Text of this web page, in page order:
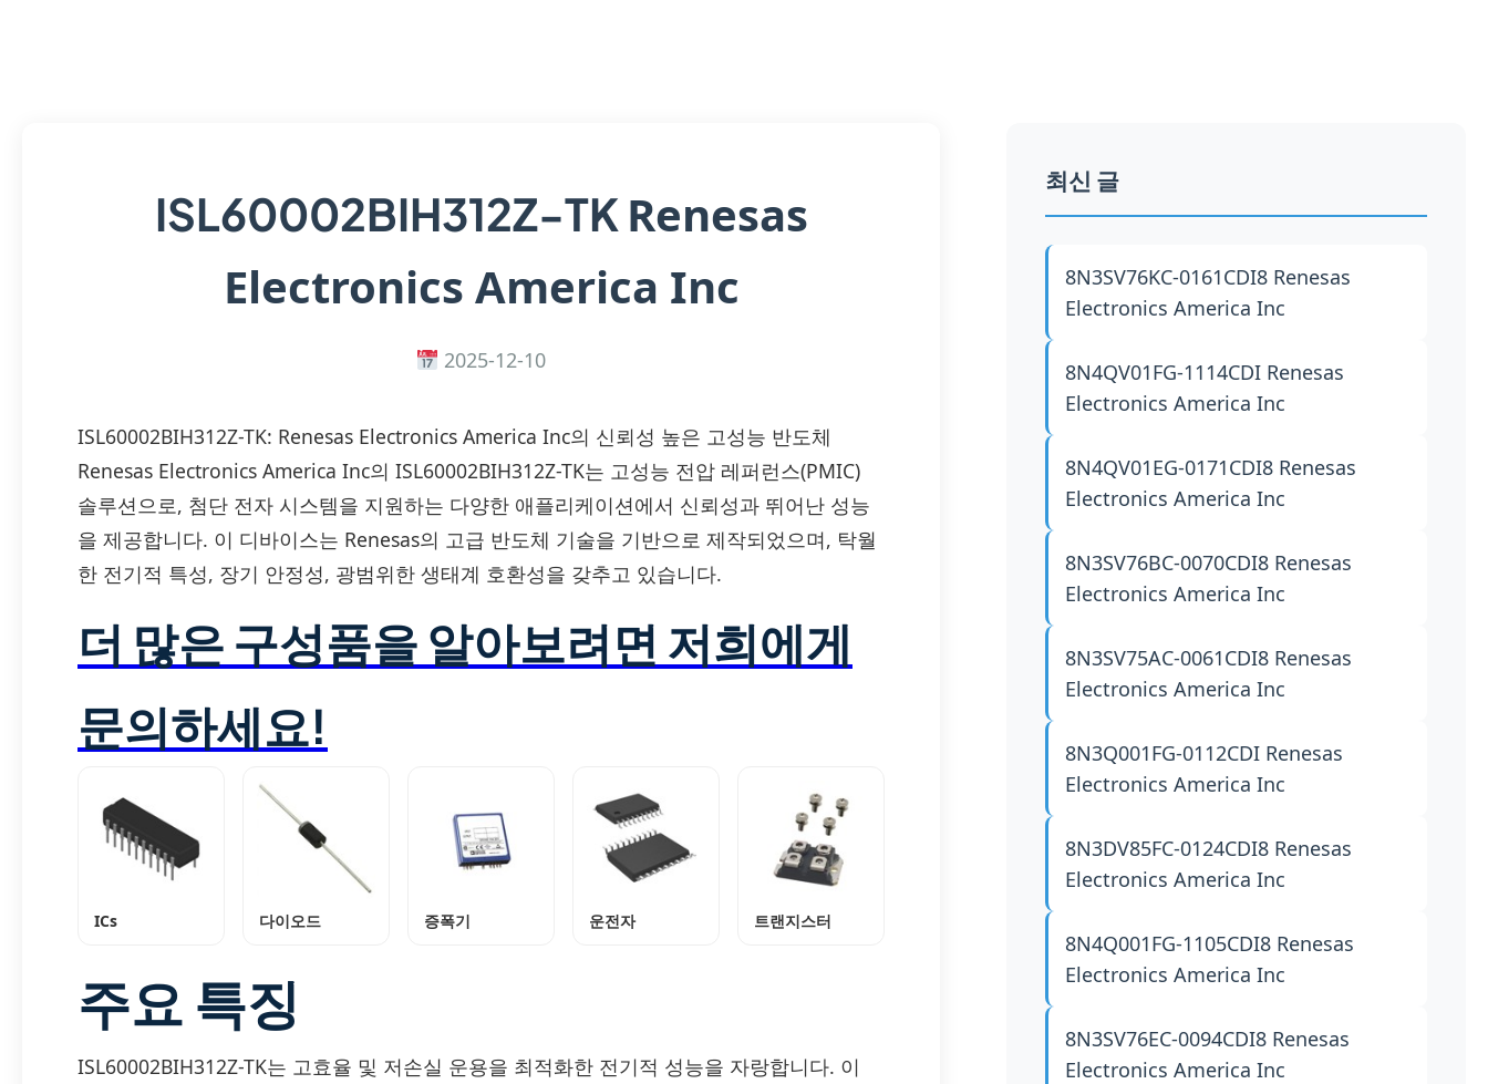
ISL60002BIH312Z-TK Renesas
Electronics America Inc
2025-12-10
ISL60002BIH312Z-TK: Renesas Electronics America Inc의 신뢰성 높은 고성능 반도체
Renesas Electronics America Inc의 ISL60002BIH312Z-TK는 고성능 전압 레퍼런스(PMIC)
솔루션으로, 첨단 전자 시스템을 지원하는 다양한 애플리케이션에서 신뢰성과 뛰어난 성능
을 제공합니다. 이 디바이스는 Renesas의 고급 반도체 기술을 기반으로 제작되었으며, 탁월
한 전기적 특성, 장기 안정성, 광범위한 생태계 호환성을 갖추고 있습니다.
더 많은 구성품을 알아보려면 저희에게
문의하세요!
ICs 다이오드 증폭기 운전자 트랜지스터
주요 특징
ISL60002BIH312Z-TK는 고효율 및 저손실 운용을 최적화한 전기적 성능을 자랑합니다. 이
최신 글
8N3SV76KC-0161CDI8 Renesas
Electronics America Inc
8N4QV01FG-1114CDI Renesas
Electronics America Inc
8N4QV01EG-0171CDI8 Renesas
Electronics America Inc
8N3SV76BC-0070CDI8 Renesas
Electronics America Inc
8N3SV75AC-0061CDI8 Renesas
Electronics America Inc
8N3Q001FG-0112CDI Renesas
Electronics America Inc
8N3DV85FC-0124CDI8 Renesas
Electronics America Inc
8N4Q001FG-1105CDI8 Renesas
Electronics America Inc
8N3SV76EC-0094CDI8 Renesas
Electronics America Inc